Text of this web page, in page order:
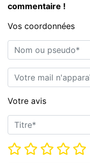
commentaire !
Vos coordonnées
Nom ou pseudo*
E-mail*
Votre avis
Titre*
Note*